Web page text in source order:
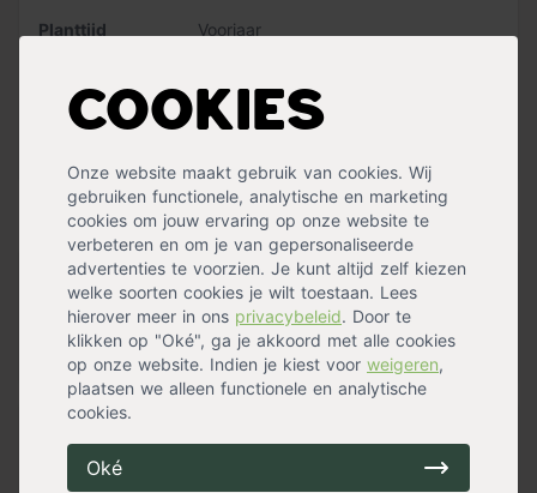
Cookies
Onze website maakt gebruik van cookies. Wij
gebruiken functionele, analytische en marketing
cookies om jouw ervaring op onze website te
verbeteren en om je van gepersonaliseerde
advertenties te voorzien. Je kunt altijd zelf kiezen
welke soorten cookies je wilt toestaan. Lees
hierover meer in ons privacybeleid. Door te
klikken op "Oké", ga je akkoord met alle cookies
op onze website. Indien je kiest voor weigeren,
plaatsen we alleen functionele en analytische
cookies.
Oké
voorzichtig in het plantgat en dek af met 3-5 cm aarde.
rijkst in de volle zon. Bewaar de knollen na de bloei op
een vorstvrije plaats en je hebt er jarenlang plezier van.
Houd
drie keer de hoogte en drie keer de breedte
van de bloembol
aan voor de juiste plantdiepte en -
afstand.
Planttijd
Voorjaar
Standplaats
Halfschaduw ,Zon
Maximalehoogte
80 cm
Handig voor erbij
Verplantschepje breed
op voorraad
8,99
Tuinknielkussen